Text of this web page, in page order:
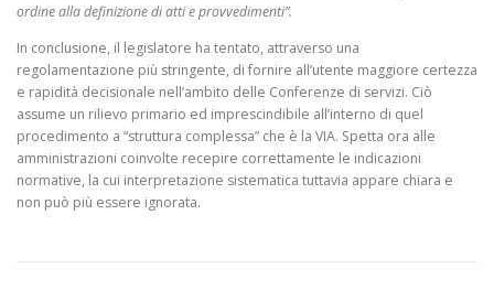
ordine alla definizione di atti e provvedimenti”.
In conclusione, il legislatore ha tentato, attraverso una
regolamentazione più stringente, di fornire all’utente maggiore certezza
e rapidità decisionale nell’ambito delle Conferenze di servizi. Ciò
assume un rilievo primario ed imprescindibile all’interno di quel
procedimento a “struttura complessa” che è la VIA. Spetta ora alle
amministrazioni coinvolte recepire correttamente le indicazioni
normative, la cui interpretazione sistematica tuttavia appare chiara e
non può più essere ignorata.